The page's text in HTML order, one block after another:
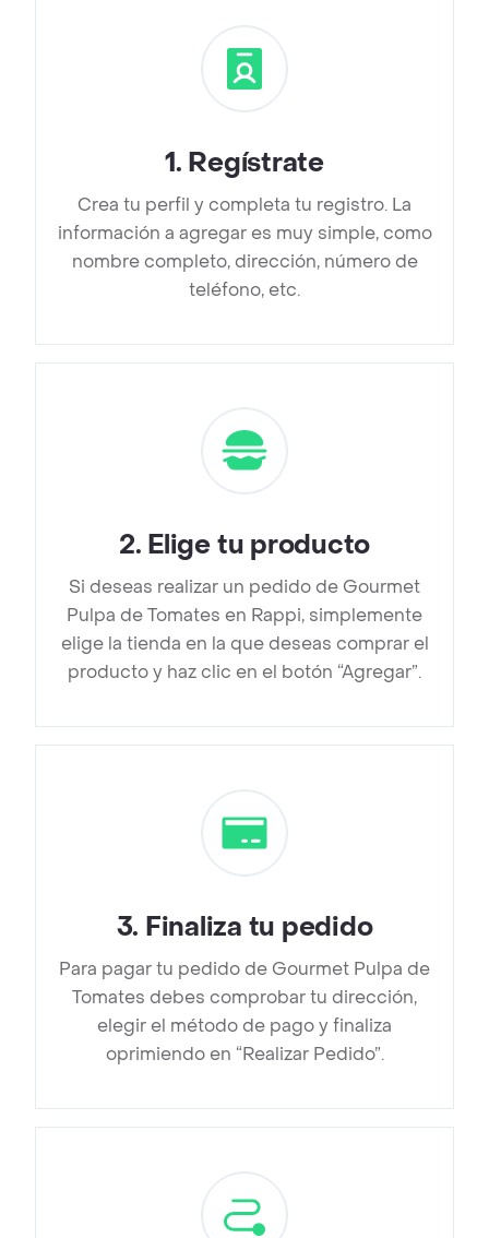
1. Regístrate
Crea tu perfil y completa tu registro. La
información a agregar es muy simple, como
nombre completo, dirección, número de
teléfono, etc.
2. Elige tu producto
Si deseas realizar un pedido de Gourmet
Pulpa de Tomates en Rappi, simplemente
elige la tienda en la que deseas comprar el
producto y haz clic en el botón “Agregar”.
3. Finaliza tu pedido
Para pagar tu pedido de Gourmet Pulpa de
Tomates debes comprobar tu dirección,
elegir el método de pago y finaliza
oprimiendo en “Realizar Pedido”.